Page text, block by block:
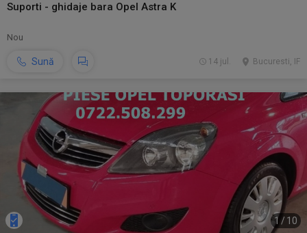
Suporti - ghidaje bara Opel Astra K
Nou
Sună Bucuresti, IF
14 jul.
1 / 10